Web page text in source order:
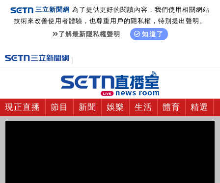
三立新聞網 為了提供更好的閱讀內容，我們使用相關網站
技術來改善使用者體驗，也尊重用戶的隱私權，特別提出聲明。
了解最新隱私權聲明
知道了
現正直播 節目 新聞 娛樂 生活 體育 精選